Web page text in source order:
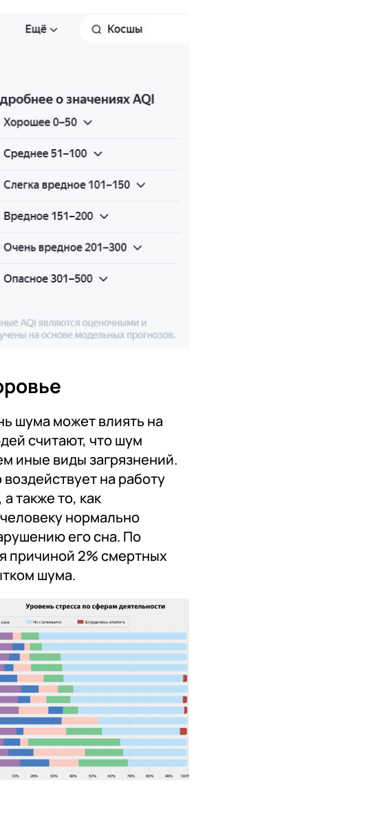
шума может влиять на
считают, что шум
иные виды загрязнений.
на работу
также то, как
нормально
его сна. По
причиной 2% смертных
шума.